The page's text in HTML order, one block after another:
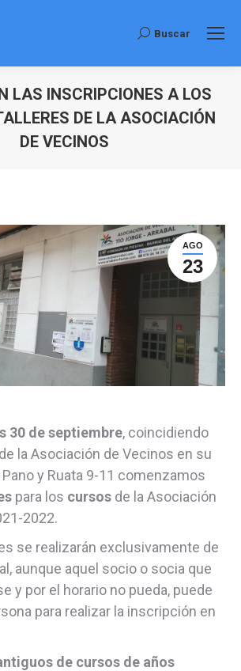
Buscar:
Buscar
LAS INSCRIPCIONES A LOS
DE LA ASOCIACIÓN
DE VECINOS
AGO
23
30 de septiembre, coincidiendo
la Asociación de Vecinos en su
y Ruata 9-11 comenzamos
para los cursos de la Asociación
2022.
se realizarán exclusivamente de
aunque aquel socio o socia que
y por el horario no pueda, puede
para realizar la inscripción en
de cursos de años